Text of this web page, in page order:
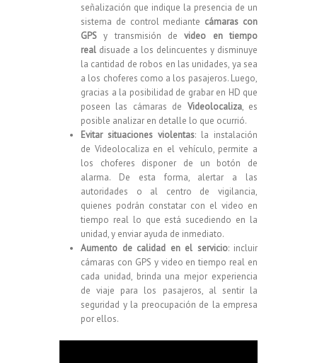
señalización que indique la presencia de un
sistema de control mediante cámaras con
GPS y transmisión devideo en tiempo
real disuade a los delincuentes y disminuye
la cantidad de robos en las unidades, ya sea
a los choferes como a los pasajeros. Luego,
gracias a la posibilidad de grabar en HD que
poseen las cámaras de Videolocaliza, es
posible analizar en detalle lo que ocurrió.
Evitar situaciones violentas: la instalación
de Videolocaliza en el vehículo, permite a
los choferes disponer de un botón de
alarma. De esta forma, alertar a las
autoridades o al centro de vigilancia,
quienes podrán constatar con el video en
tiempo real lo que está sucediendo en la
unidad, y enviar ayuda de inmediato.
Aumento de calidad en el servicio: incluir
cámaras con GPS y video en tiempo real en
cada unidad, brinda una mejor experiencia
de viaje para los pasajeros, al sentir la
seguridad y la preocupación de la empresa
por ellos.